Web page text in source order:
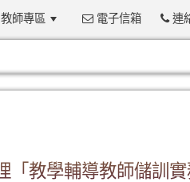
教師專區 電子信箱 連
教學輔導教師儲訓實